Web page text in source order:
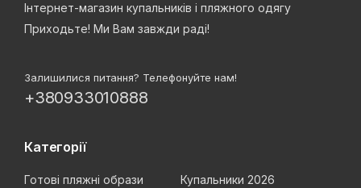
Інтернет-магазин купальників і пляжного одягу
Приходьте! Ми Вам завжди раді!
Залишилися питання? Телефонуйте нам!
+380933010888
Категорії
Готові пляжні образи
Купальники 2026